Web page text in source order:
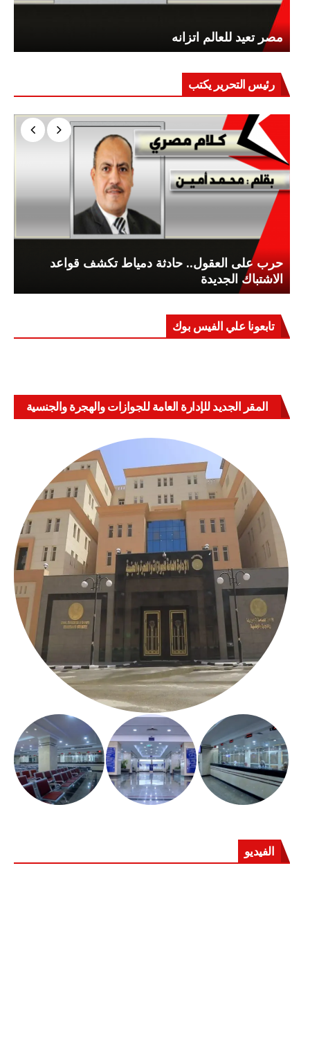
مصر تعيد للعالم اتزانه
رئيس التحرير يكتب
حرب على العقول.. حادثة دمياط تكشف قواعد
الاشتباك الجديدة
تابعونا علي الفيس بوك
المقر الجديد للإدارة العامة للجوازات والهجرة والجنسية
الفيديو